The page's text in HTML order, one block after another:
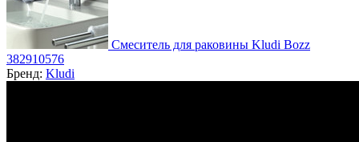
Смеситель для раковины Kludi Bozz
382910576
Бренд: Kludi